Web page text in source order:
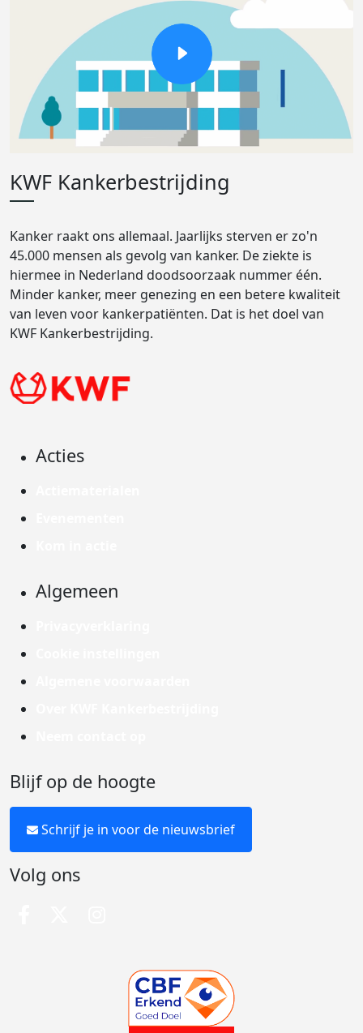
KWF Kankerbestrijding
Kanker raakt ons allemaal. Jaarlijks sterven er zo'n
45.000 mensen als gevolg van kanker. De ziekte is
hiermee in Nederland doodsoorzaak nummer één.
Minder kanker, meer genezing en een betere kwaliteit
van leven voor kankerpatiënten. Dat is het doel van
KWF Kankerbestrijding.
Acties
Algemeen
Blijf op de hoogte
Schrijf je in voor de nieuwsbrief
Volg ons